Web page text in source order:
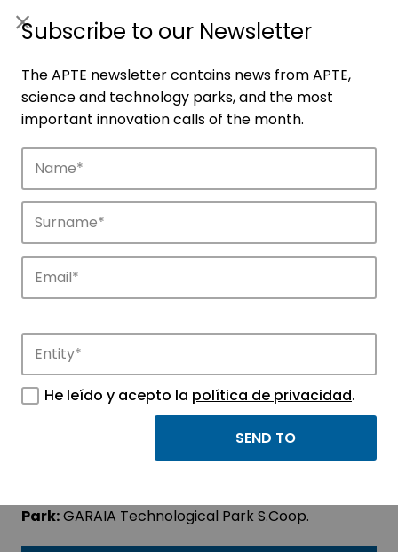
Companies
Discover the companies that drive
SARETEKNIKA S.COOP.
Park:GARAIA Technological Park S.Coop.
Subscribe to our Newsletter
The APTE newsletter contains news from APTE,
science and technology parks, and the most
important innovation calls of the month.
He leído y acepto la política de privacidad.